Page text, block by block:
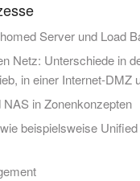
Server und Load
Netz: Unterschiede in
in einer Internet-DMZ
in Zonenkonzepten
beispielsweise